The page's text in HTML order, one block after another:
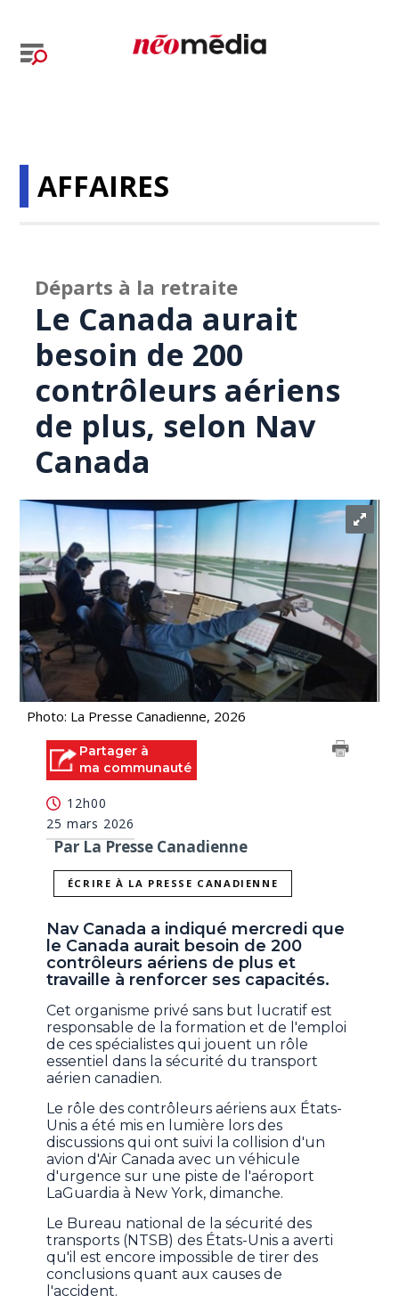
AFFAIRES
Départs à la retraite
Le Canada aurait
besoin de 200
contrôleurs aériens
de plus, selon Nav
Canada
Photo: La Presse Canadienne, 2026
Partager à
ma communauté
12h00
25 mars 2026
Par La Presse Canadienne
ÉCRIRE À LA PRESSE CANADIENNE
Nav Canada a indiqué mercredi que
le Canada aurait besoin de 200
contrôleurs aériens de plus et
travaille à renforcer ses capacités.
Cet organisme privé sans but lucratif est
responsable de la formation et de l'emploi
de ces spécialistes qui jouent un rôle
essentiel dans la sécurité du transport
aérien canadien.
Le rôle des contrôleurs aériens aux États-
Unis a été mis en lumière lors des
discussions qui ont suivi la collision d'un
avion d'Air Canada avec un véhicule
d'urgence sur une piste de l'aéroport
LaGuardia à New York, dimanche.
Le Bureau national de la sécurité des
transports (NTSB) des États-Unis a averti
qu'il est encore impossible de tirer des
conclusions quant aux causes de
l'accident.